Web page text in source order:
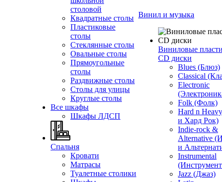
столовой
Квадратные столы
Пластиковые
столы
Стеклянные столы
Овальные столы
Прямоугольные
столы
Раздвижные столы
Столы для улицы
Круглые столы
Все шкафы
Шкафы ЛДСП
Спальня
Кровати
Матрасы
Туалетные столики
Винил и музыка
Виниловые
CD диски
Blues (Блюз)
Classical
Electronic
Folk (Фолк)
Hard n
и Хард Рок)
Indie-rock &
Alternative
и
Instrumental
Jazz (Джаз)